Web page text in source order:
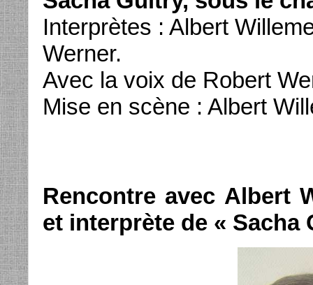
Interprètes : Albert
Werner.
Avec la voix de Robert
Mise en scène : Albert
Rencontre avec Albert
et interprète de «